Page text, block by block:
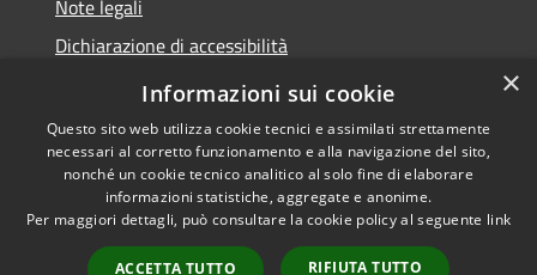
Note legali
Dichiarazione di accessibilità
Obiettivi di accessibilità
Accessibilità
Copyright © 2026 • Comune di
Bonifati • Powered by
Municipium• Accesso
×
Informazioni sui cookie
Questo sito web utilizza cookie tecnici e assimilati strettamente
necessari al corretto funzionamento e alla navigazione del sito,
nonché un cookie tecnico analitico al solo fine di elaborare
informazioni statistiche, aggregate e anonime.
Per maggiori dettagli, può consultare la cookie policy al seguente link
ACCETTA TUTTO RIFIUTA TUTTO